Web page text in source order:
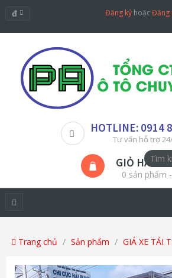
đ Đăng ký hoặcĐăng
HOTLINE: 0914
Tư vấn hỗ trợ
GIỎ HÀNG
0 sản phẩm
Trang chủ Sản phẩm GIÁ XE TẢI